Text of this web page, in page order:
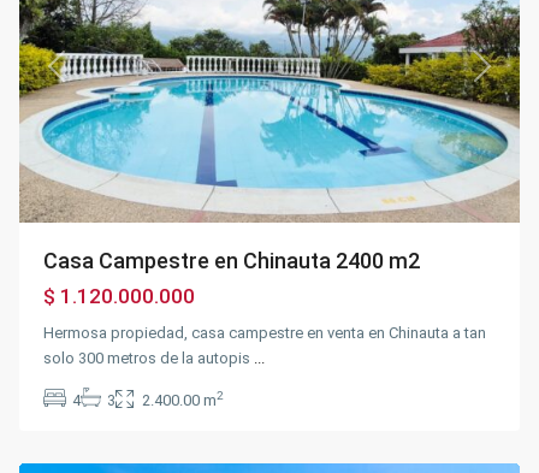
Previous Next
Casa Campestre en Chinauta 2400 m2
$ 1.120.000.000
Hermosa propiedad, casa campestre en venta en Chinauta a tan
solo 300 metros de la autopis ...
4 3 2.400.00 m2